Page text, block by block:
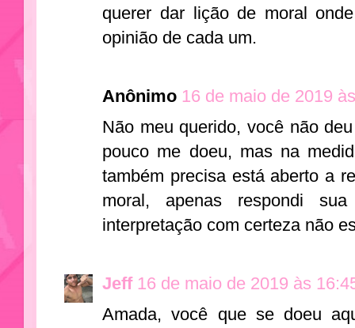
querer dar lição de moral
opinião de cada um.
Anônimo 16 de maio de 2019
Não meu querido, você não
pouco me doeu, mas na
também precisa está aberto a
moral, apenas respondi
interpretação com certeza não
Jeff 16 de maio de 2019 às
Amada, você que se doeu